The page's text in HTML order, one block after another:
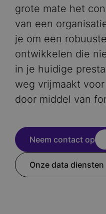
grote mate het
van een
je om een
ontwikkelen die
in je huidige
weg vrijmaakt
door middel van
Neem contact op
Onze data diensten